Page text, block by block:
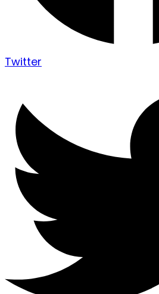
Twitter